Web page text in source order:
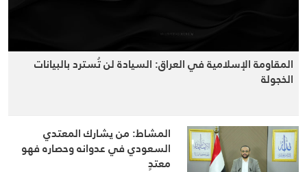
المقاومة الإسلامية في العراق: السيادة لن تُسترد بالبيانات
الخجولة
المشاط: من يشارك المعتدي
السعودي في عدوانه وحصاره فهو
معتدٍ